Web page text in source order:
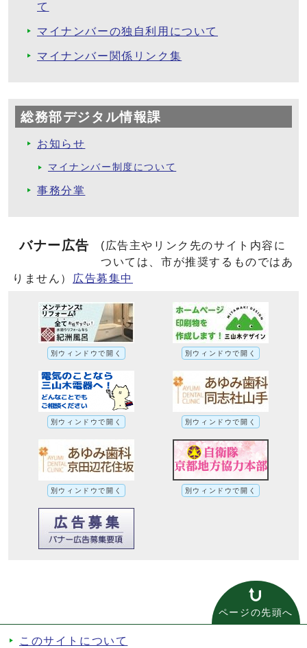
て
マイナンバーの独自利用について
マイナンバー関係リンク集
総務部デジタル情報課
お知らせ
マイナンバー制度について
事務分掌
バナー広告
(広告主やリンク先のサイト内容に
ついては、市が推奨するものではあ
りません）
広告募集中
別ウィンドウで開く 別ウィンドウで開く
別ウィンドウで開く 別ウィンドウで開く
別ウィンドウで開く 別ウィンドウで開く
ページの先頭へ
このサイトについて